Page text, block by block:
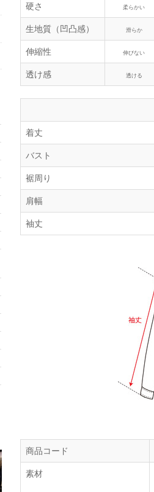
硬さ 柔らかい
生地質（凹凸感） 滑らか
伸縮性 伸びない
透け感 透ける
着丈
バスト
裾周り
肩幅
袖丈
商品コード
素材